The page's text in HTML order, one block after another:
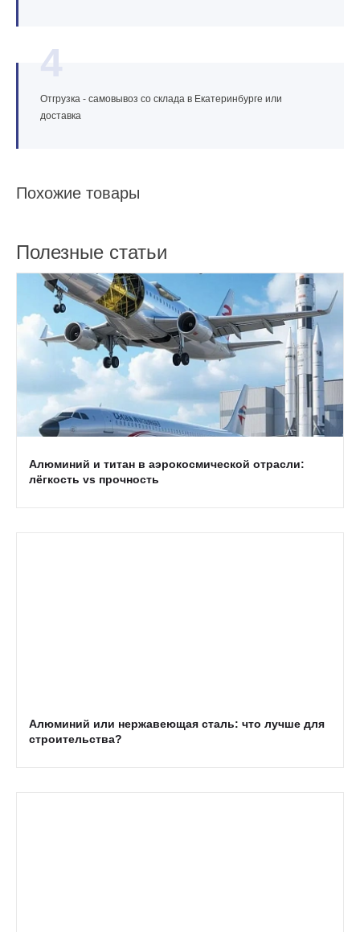
4
Отгрузка - самовывоз со склада в Екатеринбурге или
доставка
Похожие товары
Полезные статьи
Алюминий и титан в аэрокосмической отрасли:
лёгкость vs прочность
Алюминий или нержавеющая сталь: что лучше для
строительства?